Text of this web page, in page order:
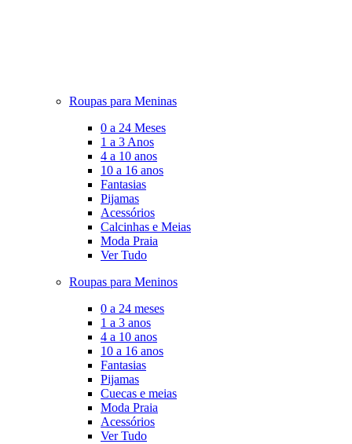
Roupas para Meninas
0 a 24 Meses
1 a 3 Anos
4 a 10 anos
10 a 16 anos
Fantasias
Pijamas
Acessórios
Calcinhas e Meias
Moda Praia
Ver Tudo
Roupas para Meninos
0 a 24 meses
1 a 3 anos
4 a 10 anos
10 a 16 anos
Fantasias
Pijamas
Cuecas e meias
Moda Praia
Acessórios
Ver Tudo